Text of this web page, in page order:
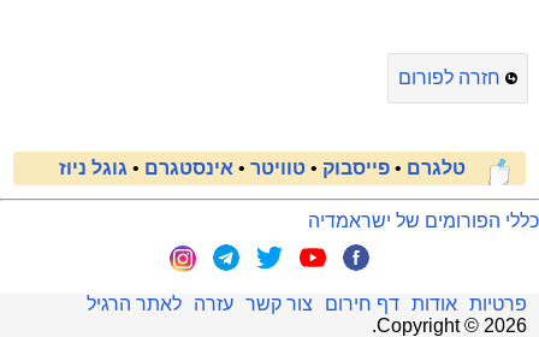
חזרה לפורום
טלגרם • פייסבוק • טוויטר • אינסטגרם • גוגל ניוז
כללי הפורומים של ישראמדיה
פרטיות אודות דף חירום צור קשר עזרה
לאתר הרגיל
Copyright © 2026
.